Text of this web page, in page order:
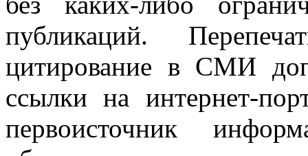
публикаций.
цитирование в СМИ
ссылки на интернет-
первоисточник